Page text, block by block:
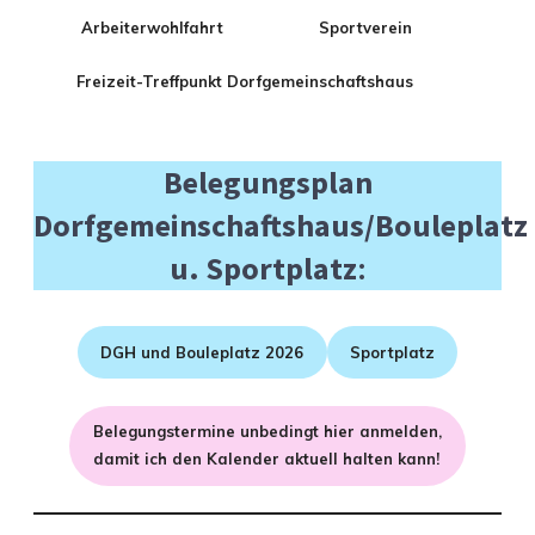
Arbeiterwohlfahrt Sportverein
Freizeit-Treffpunkt Dorfgemeinschaftshaus
Belegungsplan
Dorfgemeinschaftshaus/Bouleplatz
u. Sportplatz:
DGH und Bouleplatz 2026 Sportplatz
Belegungstermine unbedingt hier anmelden,
damit ich den Kalender aktuell halten kann!